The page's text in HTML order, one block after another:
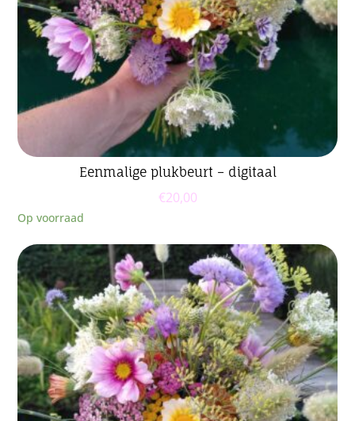
Eenmalige plukbeurt – digitaal
€20,00
Op voorraad